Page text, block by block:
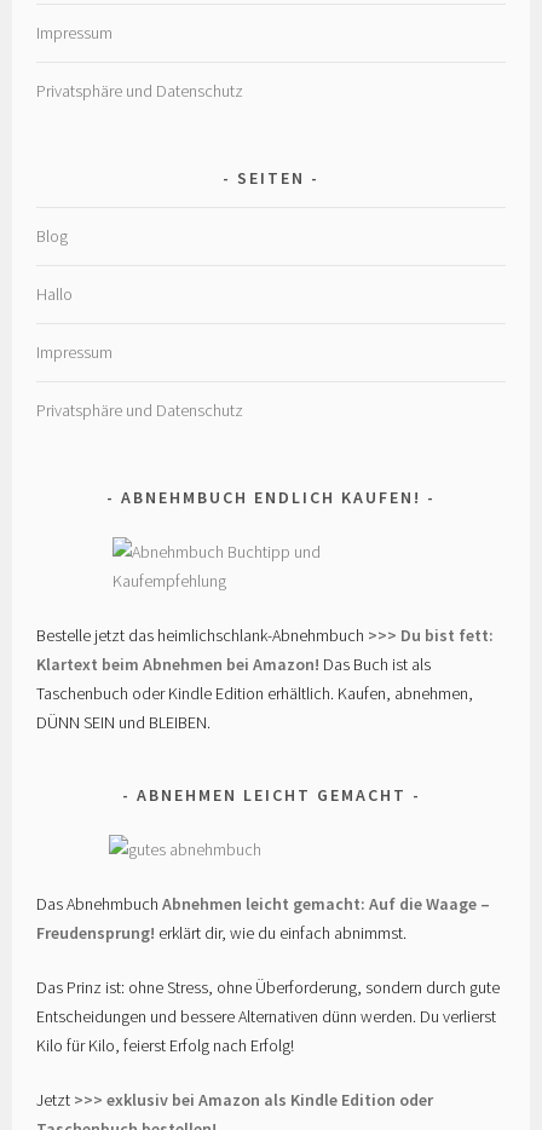
Impressum
Privatsphäre und Datenschutz
SEITEN
Blog
Hallo
Impressum
Privatsphäre und Datenschutz
ABNEHMBUCH ENDLICH KAUFEN!
Bestelle jetzt das heimlichschlank-Abnehmbuch >>> Du bist fett:
Klartext beim Abnehmen bei Amazon! Das Buch ist als
Taschenbuch oder Kindle Edition erhältlich. Kaufen, abnehmen,
DÜNN SEIN und BLEIBEN.
ABNEHMEN LEICHT GEMACHT
Das AbnehmbuchAbnehmen leicht gemacht: Auf die Waage –
Freudensprung! erklärt dir, wie du einfach abnimmst.
Das Prinz ist: ohne Stress, ohne Überforderung, sondern durch gute
Entscheidungen und bessere Alternativen dünn werden. Du verlierst
Kilo für Kilo, feierst Erfolg nach Erfolg!
Jetzt >>> exklusiv bei Amazon als Kindle Edition oder